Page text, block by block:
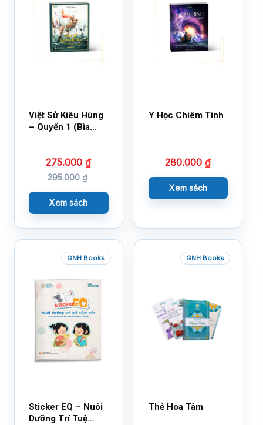
Việt Sử Kiêu Hùng
– Quyển 1 (Bìa
275.000₫
295.000₫
Xem sách
Y Học Chiêm Tinh
280.000₫
Xem sách
GNH Books
Sticker EQ – Nuôi
Dưỡng Trí Tuệ
GNH Books
Thẻ Hoa Tâm